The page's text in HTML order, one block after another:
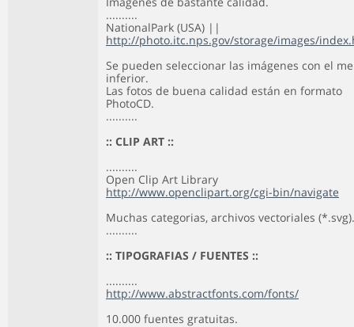
..........
NationalPark (USA) ||
http://photo.itc.nps.gov/storage/images/
Se pueden seleccionar las imágenes con el
inferior.
Las fotos de buena calidad están en formato
PhotoCD.
..........
:: CLIP ART ::
..........
Open Clip Art Library
http://www.openclipart.org/cgi-bin/navigate
Muchas categorias, archivos vectoriales (*.svg).
..........
:: TIPOGRAFIAS / FUENTES ::
..........
http://www.abstractfonts.com/fonts/
10.000 fuentes gratuitas.